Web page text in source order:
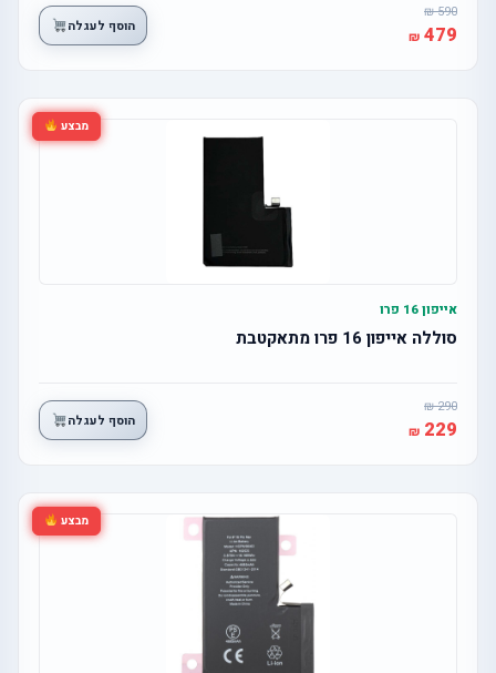
590
479 הוסף לעגלה
מבצע
אייפון 16 פרו
סוללה אייפון 16 פרו מתאקטבת
290
229 הוסף לעגלה
מבצע